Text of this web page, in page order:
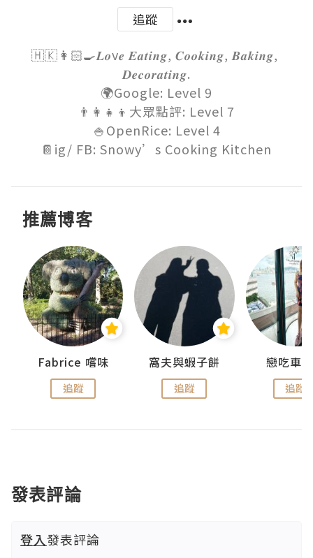
追蹤
🇭🇰👩🏻‍🍳𝑳𝒐v𝒆 𝑬𝒂𝒕𝒊𝒏𝒈, 𝑪𝒐𝒐𝒌𝒊𝒏𝒈, 𝑩𝒂𝒌𝒊𝒏𝒈,
𝑫𝒆𝒄𝒐𝒓𝒂𝒕𝒊𝒏𝒈.
🌍Google: Level 9
👨‍👩‍👧‍👦大眾點評: Level 7
🍚OpenRice: Level 4
📔ig/ FB: Snowy’s Cooking Kitchen
推薦博客
Fabrice 嚐味
追蹤
窩夫與蝦子餅
追蹤
戀吃車
追蹤
發表評論
登入發表評論